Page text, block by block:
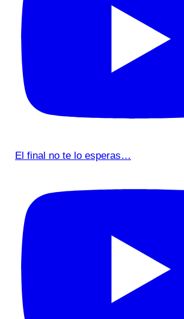
El final no te lo esperas…